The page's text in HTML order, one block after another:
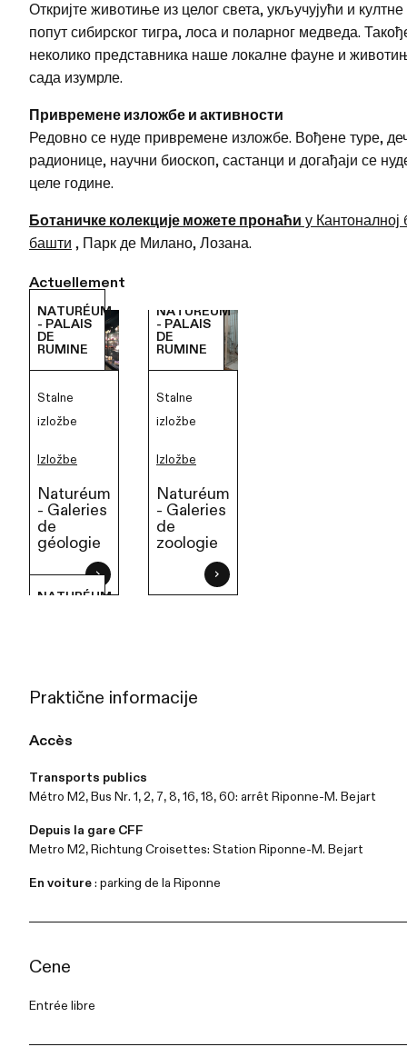
Откријте животиње из целог света, укључујући и
попут сибирског тигра, лоса и поларног медведа.
неколико представника наше локалне фауне и
сада изумрле.
Привремене изложбе и активности
Редовно се нуде привремене изложбе. Вођене туре,
радионице, научни биоскоп, састанци и догађаји се
целе године.
Ботаничке колекције можете пронаћи у Кантоналној
башти , Парк де Милано, Лозана.
Actuellement
NATURÉUM
- PALAIS
DE
RUMINE
Stalne
izložbe
Izložbe
Naturéum
- Galeries
de
géologie
NATURÉUM
- PALAIS
DE
RUMINE
Stalne
izložbe
Izložbe
Naturéum
- Galeries
de
zoologie
Praktične informacije
Accès
Transports publics
Métro M2, Bus Nr. 1, 2, 7, 8, 16, 18, 60: arrêt Riponne-M. Bejart
Depuis la gare CFF
Metro M2, Richtung Croisettes: Station Riponne-M. Bejart
En voiture : parking de la Riponne
Cene
Entrée libre